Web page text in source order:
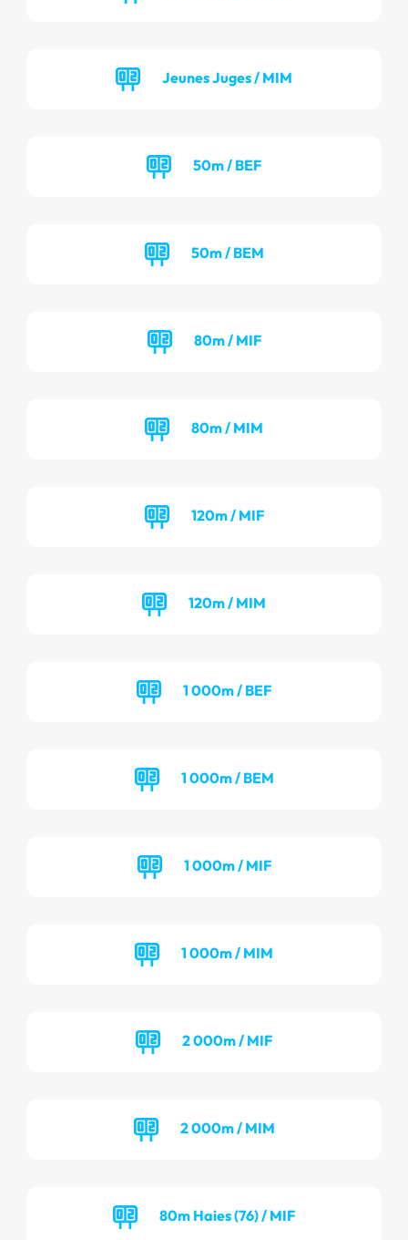
Jeunes Juges / MIM
50m / BEF
50m / BEM
80m / MIF
80m / MIM
120m / MIF
120m / MIM
1 000m / BEF
1 000m / BEM
1 000m / MIF
1 000m / MIM
2 000m / MIF
2 000m / MIM
80m Haies (76) / MIF